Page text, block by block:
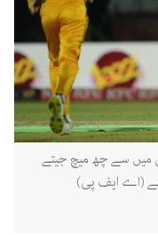
میں سے چھ میچ جیتے
ہے (اے ایف پی)